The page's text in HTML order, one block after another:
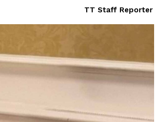
TT Staff Reporter